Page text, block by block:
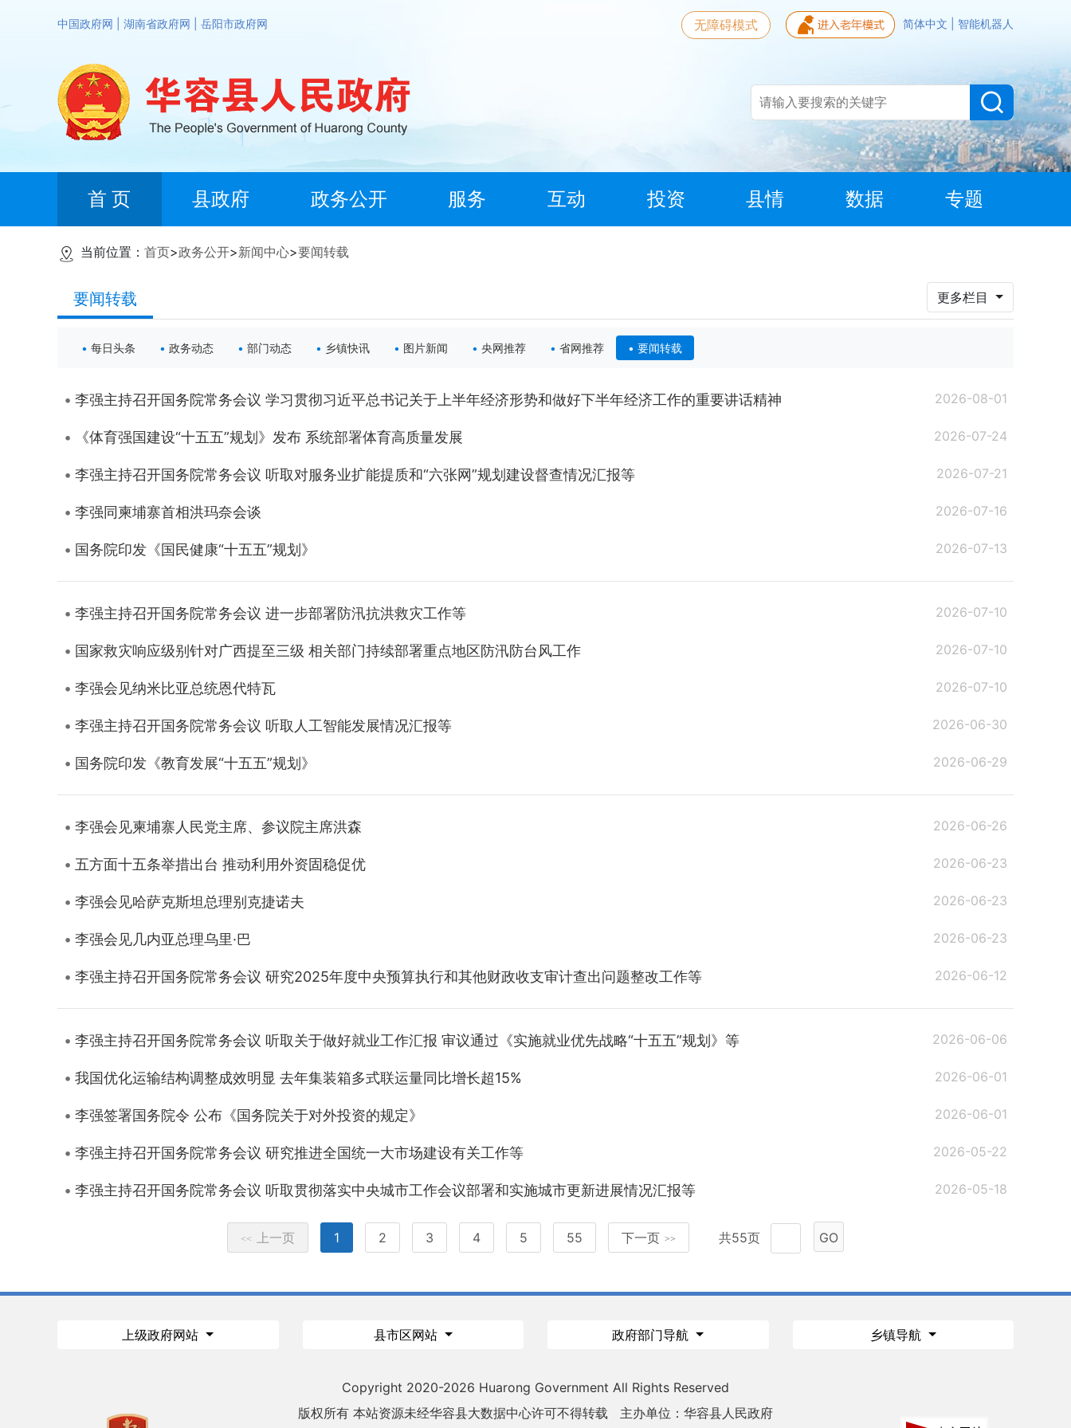
中国政府网 湖南省政府网 岳阳市政府网 简体中文 智能机器人
无障碍模式
首 页 县政府 政务公开 服务 互动 投资 县情 数据 专题
当前位置： 首页>政务公开>新闻中心>要闻转载
要闻转载 更多栏目
每日头条 政务动态 部门动态 乡镇快讯 图片新闻 央网推荐 省网推荐 要闻转载
李强主持召开国务院常务会议 学习贯彻习近平总书记关于上半年经济形势和做好下半年经济工作的重要讲话精神 2026-08-01
《体育强国建设“十五五”规划》发布 系统部署体育高质量发展 2026-07-24
李强主持召开国务院常务会议 听取对服务业扩能提质和“六张网”规划建设督查情况汇报等 2026-07-21
李强同柬埔寨首相洪玛奈会谈 2026-07-16
国务院印发《国民健康“十五五”规划》 2026-07-13
李强主持召开国务院常务会议 进一步部署防汛抗洪救灾工作等 2026-07-10
国家救灾响应级别针对广西提至三级 相关部门持续部署重点地区防汛防台风工作 2026-07-10
李强会见纳米比亚总统恩代特瓦 2026-07-10
李强主持召开国务院常务会议 听取人工智能发展情况汇报等 2026-06-30
国务院印发《教育发展“十五五”规划》 2026-06-29
李强会见柬埔寨人民党主席、参议院主席洪森 2026-06-26
五方面十五条举措出台 推动利用外资固稳促优 2026-06-23
李强会见哈萨克斯坦总理别克捷诺夫 2026-06-23
李强会见几内亚总理乌里·巴 2026-06-23
李强主持召开国务院常务会议 研究2025年度中央预算执行和其他财政收支审计查出问题整改工作等 2026-06-12
李强主持召开国务院常务会议 听取关于做好就业工作汇报 审议通过《实施就业优先战略“十五五”规划》等 2026-06-06
我国优化运输结构调整成效明显 去年集装箱多式联运量同比增长超15% 2026-06-01
李强签署国务院令 公布《国务院关于对外投资的规定》 2026-06-01
李强主持召开国务院常务会议 研究推进全国统一大市场建设有关工作等 2026-05-22
李强主持召开国务院常务会议 听取贯彻落实中央城市工作会议部署和实施城市更新进展情况汇报等 2026-05-18
<< 上一页 1 2 3 4 5 55 下一页 >> 共55页 GO
上级政府网站 县市区网站 政府部门导航 乡镇导航
Copyright 2020-2026 Huarong Government All Rights Reserved
版权所有 本站资源未经华容县大数据中心许可不得转载
主办单位：华容县人民政府